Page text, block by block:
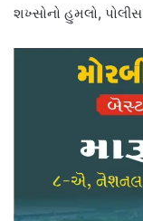
શખ્સોનો હુમલો, પોલીસ